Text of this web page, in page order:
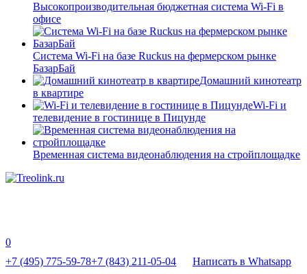
Высокопроизводительная бюджетная система Wi-Fi в
офисе
Система Wi-Fi на базе Ruckus на фермерском рынке
БазарБай
Домашний кинотеатр
в квартире
Wi-Fi и
телевидение в гостинице в Пицунде
Временная система видеонаблюдения на стройплощадке
0
+7 (495) 775-59-78+7 (843) 211-05-04
Написать в Whatsapp